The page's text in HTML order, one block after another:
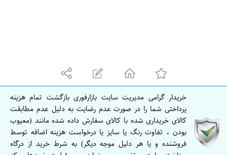
ن
ا
ص
ف
ه
خریدار گرامی مدیریت سایت بازارفوری بازگشت تمام هزینه
پرداختی شما را در صورت عدم رضایت به دلیل عدم مطابقت
کالای خریداری شده با کالای سفارش داده شده مانند (معیوب
بودن ، تفاوت رنگ یا سایز یا درخواست هزینه اضافه توسط
فروشنده و یا هر دلیل موجه دیگر) به شرط خرید از درگاه